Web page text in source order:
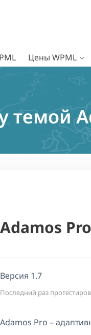
Цены WPML
Adamos Pro
Версия 1.7
Последний раз
Adamos Pro –